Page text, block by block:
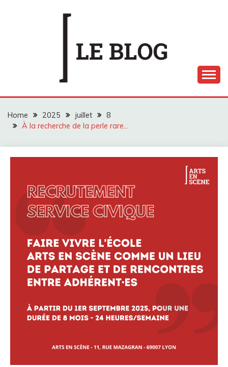
LE BLOG ARTS EN
SCÈNE
Home 2025 juillet
8
À la recherche de la perle rare…